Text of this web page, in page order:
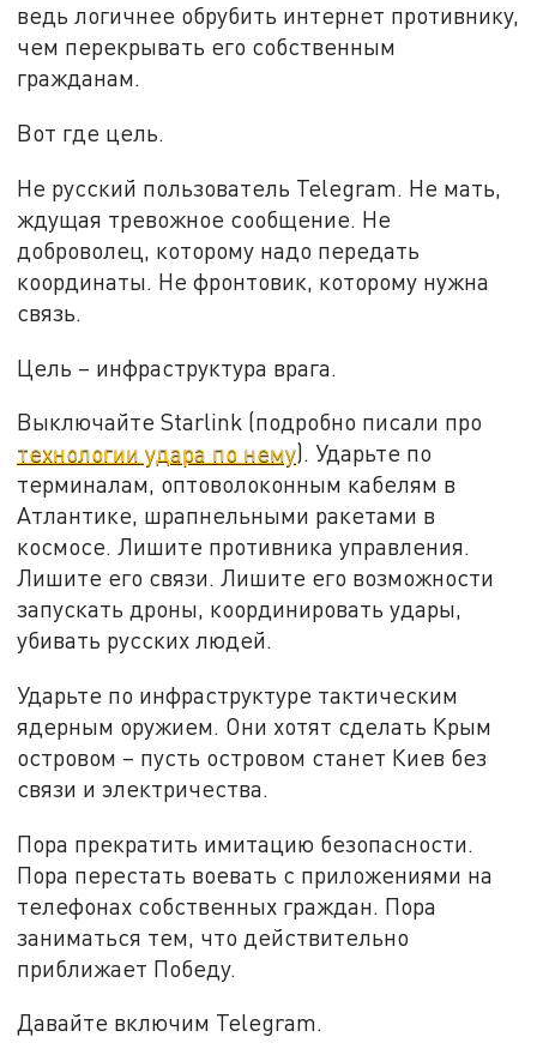
ведь логичнее обрубить интернет противнику,
чем перекрывать его собственным
гражданам.
Вот где цель.
Не русский пользователь Telegram. Не мать,
ждущая тревожное сообщение. Не
доброволец, которому надо передать
координаты. Не фронтовик, которому нужна
связь.
Цель – инфраструктура врага.
Выключайте Starlink (подробно писали про
технологии удара по нему). Ударьте по
терминалам, оптоволоконным кабелям в
Атлантике, шрапнельными ракетами в
космосе. Лишите противника управления.
Лишите его связи. Лишите его возможности
запускать дроны, координировать удары,
убивать русских людей.
Ударьте по инфраструктуре тактическим
ядерным оружием. Они хотят сделать Крым
островом – пусть островом станет Киев без
связи и электричества.
Пора прекратить имитацию безопасности.
Пора перестать воевать с приложениями на
телефонах собственных граждан. Пора
заниматься тем, что действительно
приближает Победу.
Давайте включим Telegram.